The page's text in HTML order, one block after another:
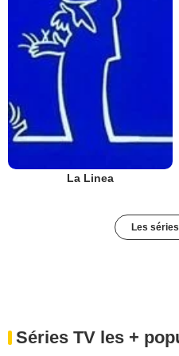
La Linea
Les
Séries TV les +